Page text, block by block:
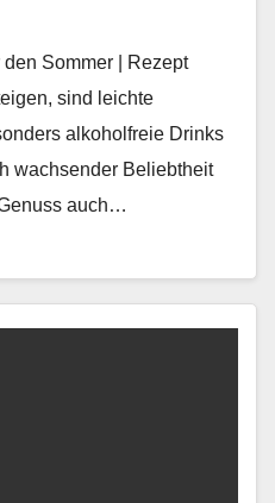
Sommer | Rezept
sind leichte
alko­hol­freie Drinks
wach­sender Beliebtheit
auch…